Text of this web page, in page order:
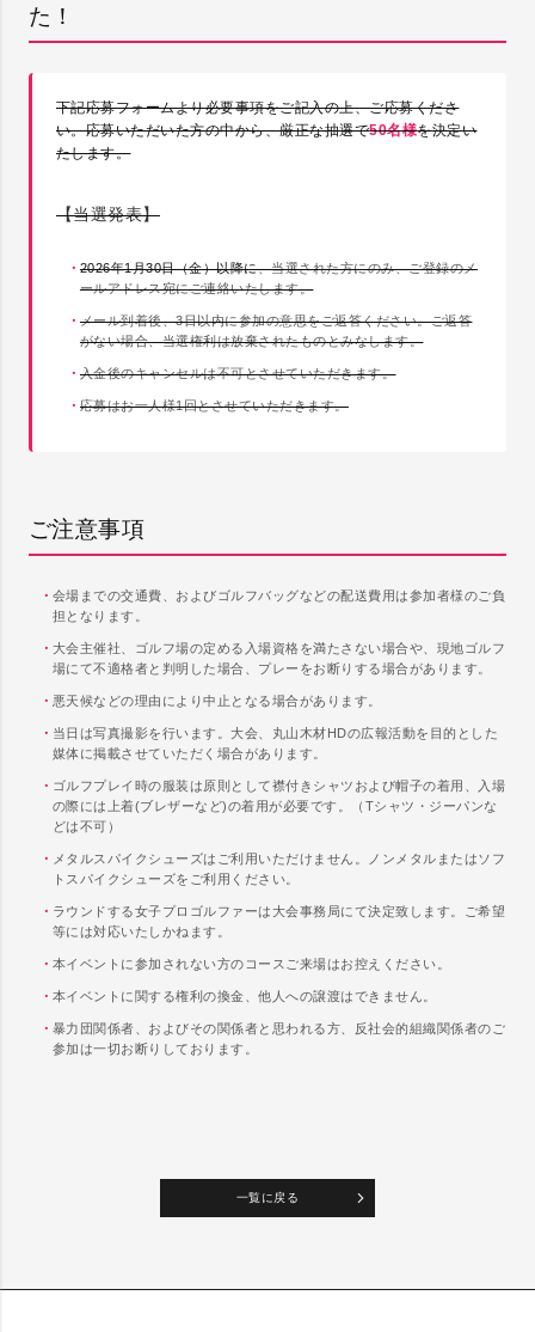
た！
下記応募フォームより必要事項をご記入の上、ご応募くださ
い。応募いただいた方の中から、厳正な抽選で50名様を決定い
たします。
【当選発表】
2026年1月30日（金）以降に、当選された方にのみ、ご登録のメ
ールアドレス宛にご連絡いたします。
メール到着後、3日以内に参加の意思をご返答ください。ご返答
がない場合、当選権利は放棄されたものとみなします。
入金後のキャンセルは不可とさせていただきます。
応募はお一人様1回とさせていただきます。
ご注意事項
会場までの交通費、およびゴルフバッグなどの配送費用は参加者様のご負
担となります。
大会主催社、ゴルフ場の定める入場資格を満たさない場合や、現地ゴルフ
場にて不適格者と判明した場合、プレーをお断りする場合があります。
悪天候などの理由により中止となる場合があります。
当日は写真撮影を行います。大会、丸山木材HDの広報活動を目的とした
媒体に掲載させていただく場合があります。
ゴルフプレイ時の服装は原則として襟付きシャツおよび帽子の着用、入場
の際には上着(ブレザーなど)の着用が必要です。（Tシャツ・ジーパンな
どは不可）
メタルスパイクシューズはご利用いただけません。ノンメタルまたはソフ
トスパイクシューズをご利用ください。
ラウンドする女子プロゴルファーは大会事務局にて決定致します。ご希望
等には対応いたしかねます。
本イベントに参加されない方のコースご来場はお控えください。
本イベントに関する権利の換金、他人への譲渡はできません。
暴力団関係者、およびその関係者と思われる方、反社会的組織関係者のご
参加は一切お断りしております。
一覧に戻る